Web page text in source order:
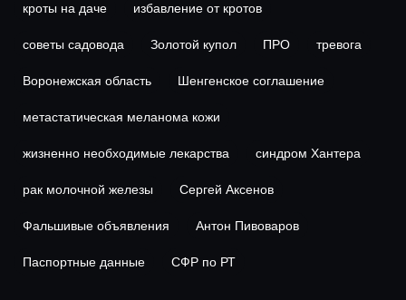
кроты на даче избавление от кротов
советы садовода Золотой купол ПРО тревога
Воронежская область Шенгенское соглашение
метастатическая меланома кожи
жизненно необходимые лекарства синдром Хантера
рак молочной железы Сергей Аксенов
Фальшивые объявления Антон Пивоваров
Паспортные данные СФР по РТ